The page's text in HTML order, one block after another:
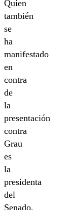
Quien
también
se
ha
manifestado
en
contra
de
la
presentación
contra
Grau
es
la
presidenta
del
Senado,